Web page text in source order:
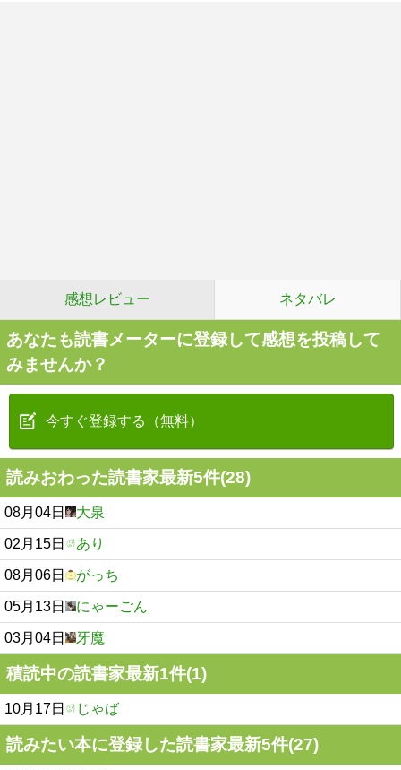
感想レビュー ネタバレ
あなたも読書メーターに登録して感想を投稿して
みませんか？
今すぐ登録する（無料）
読みおわった読書家最新5件(28)
08月04日 大泉
02月15日 あり
08月06日 がっち
05月13日 にゃーごん
03月04日 牙魔
積読中の読書家最新1件(1)
10月17日 じゃば
読みたい本に登録した読書家最新5件(27)